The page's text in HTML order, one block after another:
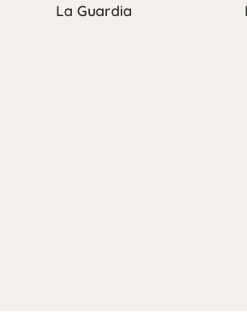
La Guardia